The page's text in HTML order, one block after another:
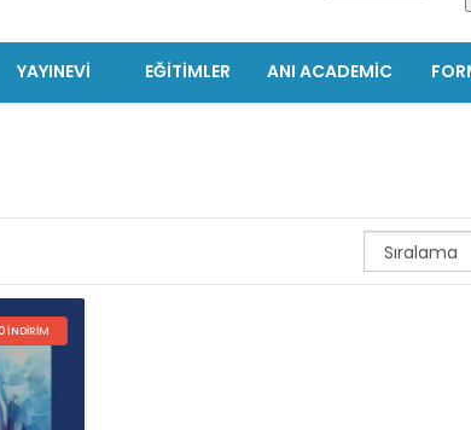
ANI ACADEMIC
EĞITIMLER
YAYINEVİ
İNDIRIM